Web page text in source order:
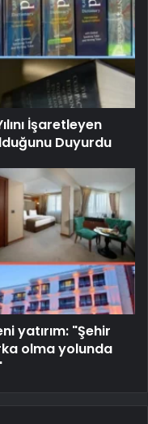
İşaretleyen
Duyurdu
yatırım: "Şehir
olma yolunda